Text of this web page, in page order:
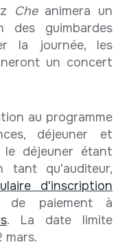
Cheanimera un
des guimbardes
la journée, les
un concert
au programme
déjeuner et
le déjeuner étant
tant qu'auditeur,
d'inscription
de paiement à
. La date limite
mars.